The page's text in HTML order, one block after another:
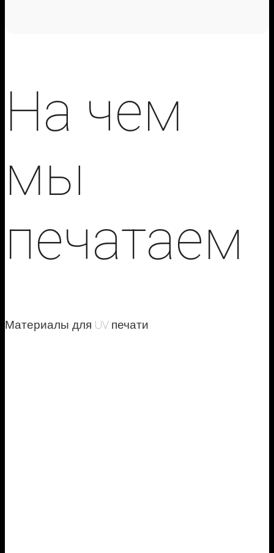
На чем
мы
печатаем
Материалы для UV печати